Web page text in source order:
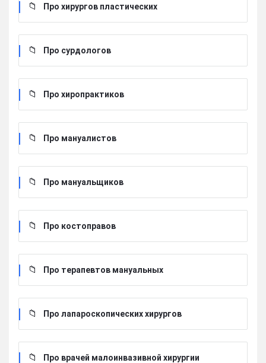
Про хирургов пластических
Про сурдологов
Про хиропрактиков
Про мануалистов
Про мануальщиков
Про костоправов
Про терапевтов мануальных
Про лапароскопических хирургов
Про врачей малоинвазивной хирургии